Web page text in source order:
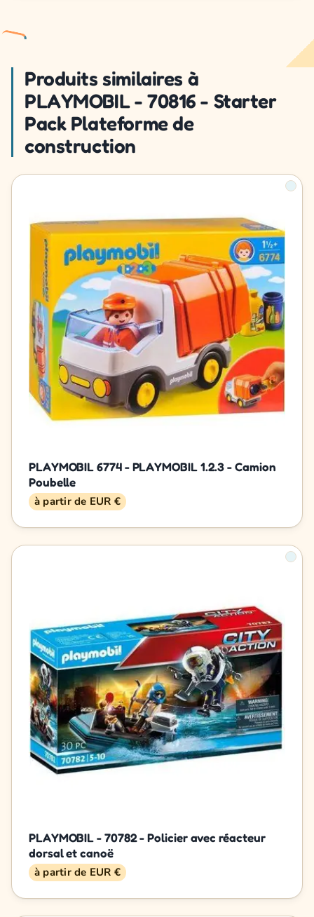
Produits similaires à
PLAYMOBIL - 70816 - Starter
Pack Plateforme de
construction
PLAYMOBIL 6774 - PLAYMOBIL 1.2.3 - Camion
Poubelle
à partir de EUR €
PLAYMOBIL - 70782 - Policier avec réacteur
dorsal et canoë
à partir de EUR €